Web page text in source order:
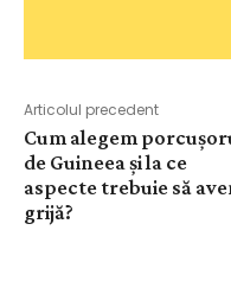
Articolul precedent
Cum alegem
de Guineea și la ce
aspecte trebuie să
grijă?